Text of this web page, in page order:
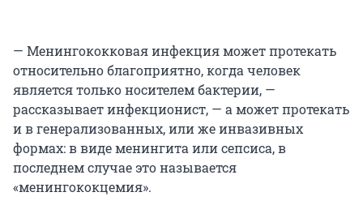
— Менингококковая инфекция может протекать
относительно благоприятно, когда человек
является только носителем бактерии, —
рассказывает инфекционист, — а может протекать
и в генерализованных, или же инвазивных
формах: в виде менингита или сепсиса, в
последнем случае это называется
«менингококцемия».